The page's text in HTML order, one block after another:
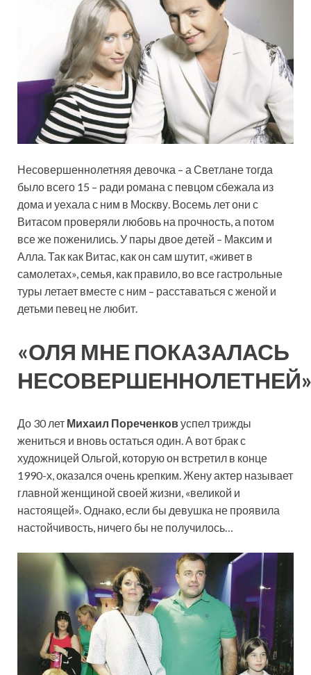
Несовершеннолетняя девочка – а Светлане тогда
было всего 15 – ради романа с певцом сбежала из
дома и уехала с ним в Москву. Восемь лет они с
Витасом проверяли любовь на прочность, а потом
все же поженились. У пары двое детей – Максим и
Алла. Так как Витас, как он сам шутит, «живет в
самолетах», семья, как правило, во все гастрольные
туры летает вместе с ним – расставаться с женой и
детьми певец не любит.
«ОЛЯ МНЕ ПОКАЗАЛАСЬ
НЕСОВЕРШЕННОЛЕТНЕЙ»
До 30 лет Михаил Пореченковуспел трижды
жениться и вновь остаться один. А вот брак с
художницей Ольгой, которую он встретил в конце
1990-х, оказался очень крепким. Жену актер называет
главной женщиной своей жизни, «великой и
настоящей». Однако, если бы девушка не проявила
настойчивость, ничего бы не получилось…